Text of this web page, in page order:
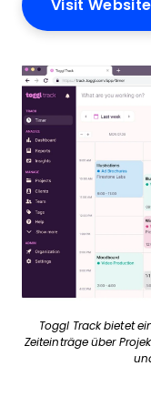
Visit Website
Toggl Track bietet
Zeiteinträge über